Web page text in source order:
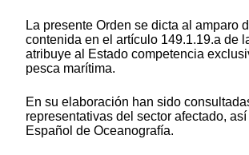
La presente Orden se dicta al amparo
contenida en el artículo 149.1.19.a de
atribuye al Estado competencia
pesca marítima.
En su elaboración han sido
representativas del sector afectado,
Español de Oceanografía.